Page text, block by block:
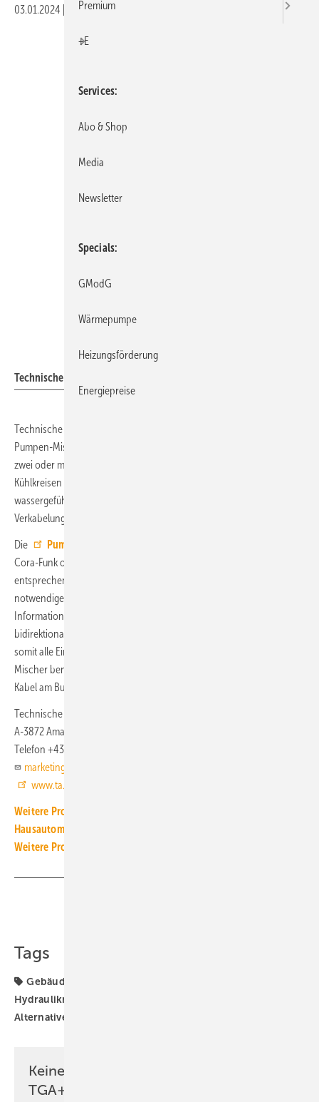
03.01.2024 Veröffentlicht in
Technische Alternative: Pumpen-Mischer-Gruppe PMG1.
Technische Alternative (TA) hat ein komplett neues Konzept einer
Pumpen-Mischer-Gruppe für Heiz- und Kühlkreise vorgestellt. Denn
zwei oder manchmal drei Heizkreise, die im Sommer häufig zu
Kühlkreisen werden, und immer öfter ein weiterer Kreis für den
wassergeführten Holzofen bedeuten einen großen Aufwand bei der
Verkabelung.
Die Pumpen-Mischer-Gruppe PMG1
Cora-Funk oder Cora-Kabel kann die Gruppe mit einem
entsprechenden x2-Gerät von TA gekoppelt werden. Alle
notwendigen (Vorlauf-Soll- und -Ist-Temperaturen) sowie optionale
Informationen (Volumenstrom, Rücklauftemperatur) werden
bidirektional kommuniziert. Die PMG1 spart an der Universalregelung
somit alle Ein- und Ausgänge, die sonst für Sensoren, Pumpe und
Mischer benötigt werden. Die Funkverbindung bzw. ein 2-poliges
Kabel am Bus reicht aus.
Technische Alternative RT
A-3872 Amaliendorf
Telefon +43 28 62 5 36 35
marketing@ta.co.at
www.ta.co.at
Weitere Produkt-Meldungen zum Thema Gebäude- und
Hausautomation
Weitere Produkt-Meldungen zum Thema Technische Armaturen
Tags
Gebäudeautomation
Hydraulikmodul
Alternative
Keine Zeit? Kein Problem mit dem
TGA+E Newsletter!
Premium
+E
Services
Abo & Shop
Media
Newsletter
Specials
GModG
Wärmepumpe
Heizungsförderung
Energiepreise